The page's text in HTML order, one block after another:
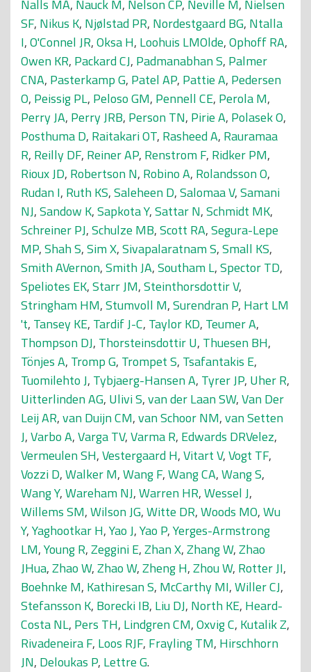
Nalls MA, Nauck M, Nelson CP, Neville M, Nielsen
SF, Nikus K, Njølstad PR, Nordestgaard BG, Ntalla
I,O'Connel JR,Oksa H, Loohuis LMOlde,Ophoff RA,
Owen KR, Packard CJ, Padmanabhan S, Palmer
CNA, Pasterkamp G, Patel AP, Pattie A, Pedersen
O, Peissig PL, Peloso GM, Pennell CE, Perola M,
Perry JA, Perry JRB, Person TN, Pirie A, Polasek O,
Posthuma D, Raitakari OT, Rasheed A, Rauramaa
R, Reilly DF, Reiner AP, Renstrom F, Ridker PM,
Rioux JD, Robertson N, Robino A, Rolandsson O,
Rudan I, Ruth KS,Saleheen D,Salomaa V,Samani
NJ,Sandow K,Sapkota Y,Sattar N,Schmidt MK,
Schreiner PJ,Schulze MB,Scott RA,Segura-Lepe
MP,Shah S,Sim X,Sivapalaratnam S,Small KS,
Smith AVernon,Smith JA,Southam L,Spector TD,
Speliotes EK,Starr JM,Steinthorsdottir V,
Stringham HM,Stumvoll M,Surendran P, Hart LM
't, Tansey KE, Tardif J-C, Taylor KD, Teumer A,
Thompson DJ, Thorsteinsdottir U, Thuesen BH,
Tönjes A, Tromp G, Trompet S, Tsafantakis E,
Tuomilehto J, Tybjaerg-Hansen A, Tyrer JP, Uher R,
Uitterlinden AG, Ulivi S,van der Laan SW,Van Der
Leij AR,van Duijn CM,van Schoor NM,van Setten
J,Varbo A,Varga TV,Varma R, Edwards DRVelez,
Vermeulen SH,Vestergaard H,Vitart V,Vogt TF,
Vozzi D,Walker M,Wang F,Wang CA,Wang S,
Wang Y,Wareham NJ,Warren HR,Wessel J,
Willems SM,Wilson JG,Witte DR,Woods MO,Wu
Y,Yaghootkar H,Yao J,Yao P,Yerges-Armstrong
LM,Young R,Zeggini E,Zhan X,Zhang W,Zhao
JHua,Zhao W,Zhao W,Zheng H,Zhou W, Rotter JI,
Boehnke M, Kathiresan S, McCarthy MI,Willer CJ,
Stefansson K, Borecki IB, Liu DJ, North KE, Heard-
Costa NL, Pers TH, Lindgren CM,Oxvig C, Kutalik Z,
Rivadeneira F, Loos RJF, Frayling TM, Hirschhorn
JN, Deloukas P, Lettre G.